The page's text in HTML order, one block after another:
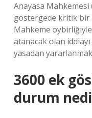
Anayasa Mahkemesi
göstergede kritik bir
Mahkeme
atanacak olan
yasadan
3600 ek
durum